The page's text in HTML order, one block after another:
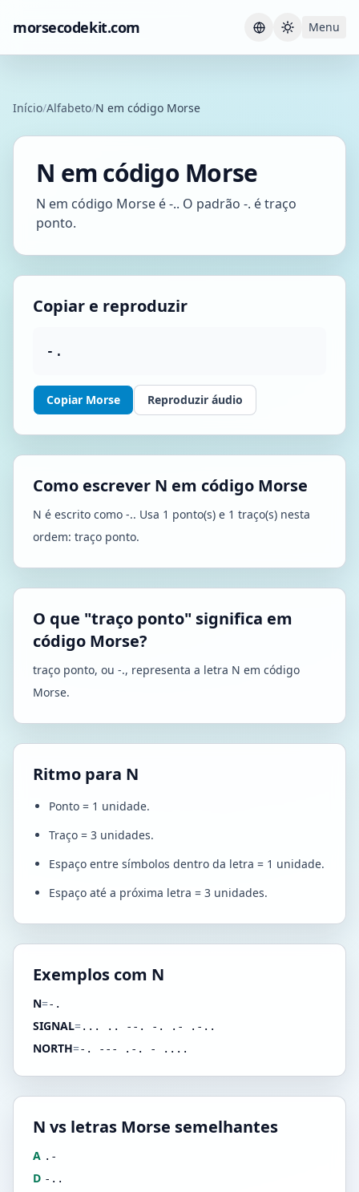
morsecodekit.com Current
Menu
Início/Alfabeto/N em código Morse
N em código Morse
N em código Morse é -.. O padrão -. é traço
ponto.
Copiar e reproduzir
-.
Copiar Morse Reproduzir áudio
Como escrever N em código Morse
N é escrito como -.. Usa 1 ponto(s) e 1 traço(s) nesta
ordem: traço ponto.
O que "traço ponto" significa em
código Morse?
traço ponto, ou -., representa a letra N em código
Morse.
Ritmo para N
Ponto = 1 unidade.
Traço = 3 unidades.
Espaço entre símbolos dentro da letra = 1 unidade.
Espaço até a próxima letra = 3 unidades.
Exemplos com N
N=-.
SIGNAL=... .. --. -. .- .-..
NORTH=-. --- .-. - ....
N vs letras Morse semelhantes
A .-
D -..